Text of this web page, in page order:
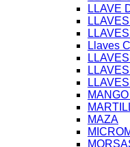
LLAVE
Llaves
MAZA